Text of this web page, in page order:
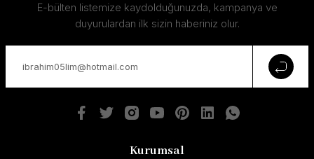
E-bülten listemize kaydolduğunuzda, kampanya ve
duyurulardan ilk sizin haberiniz olur.
Kurumsal